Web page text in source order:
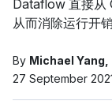
Dataflow 直接从
从而消除运行开
By Michael Yang
27 September